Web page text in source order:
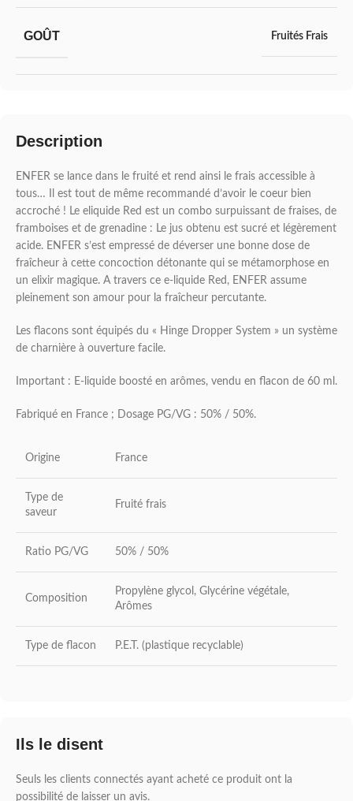
Description
ENFER se lance dans le fruité et rend ainsi le frais accessible à
tous… Il est tout de même recommandé d’avoir le coeur bien
accroché ! Le eliquide Red est un combo surpuissant de fraises, de
framboises et de grenadine : Le jus obtenu est sucré et légèrement
acide. ENFER s’est empressé de déverser une bonne dose de
fraîcheur à cette concoction détonante qui se métamorphose en
un elixir magique. A travers ce e-liquide Red, ENFER assume
pleinement son amour pour la fraîcheur percutante.
Les flacons sont équipés du « Hinge Dropper System » un système
de charnière à ouverture facile.
Important : E-liquide boosté en arômes, vendu en flacon de 60 ml.
Fabriqué en France ; Dosage PG/VG : 50% / 50%.
Origine France
Type de
saveur
Fruité frais
Ratio PG/VG 50% / 50%
Composition
Propylène glycol, Glycérine végétale,
Arômes
Type de flacon P.E.T. (plastique recyclable)
GOÛT Fruités Frais
Ils le disent
Seuls les clients connectés ayant acheté ce produit ont la
possibilité de laisser un avis.